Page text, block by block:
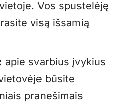
Vos spustelėję
visą išsamią
apie svarbius įvykius
būsite
pranešimais